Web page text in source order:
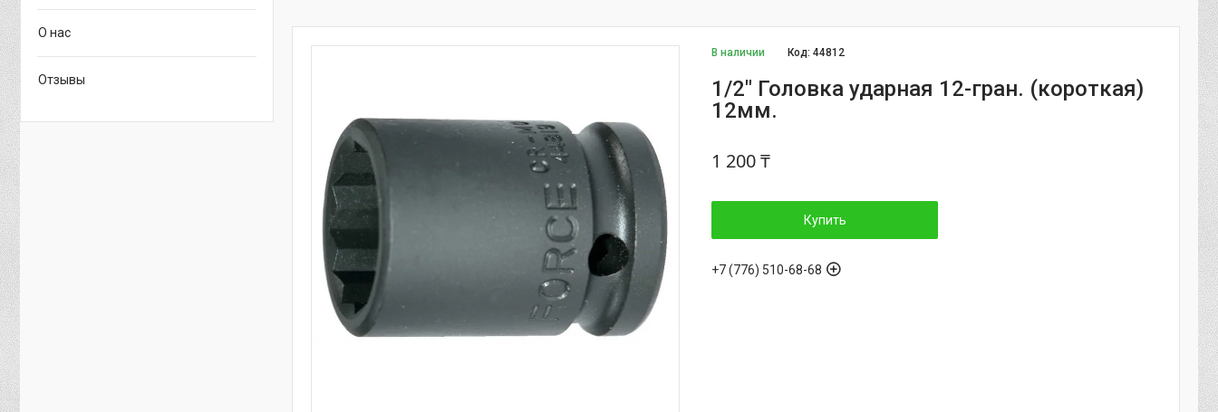
В наличии Код:44812
1/2" Головка ударная 12-гран. (короткая)
12мм.
1 200 ₸
Купить
+7 (776) 510-68-68
О нас
Отзывы